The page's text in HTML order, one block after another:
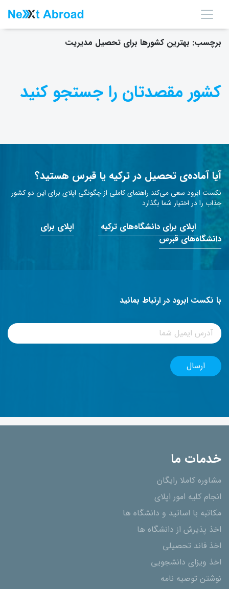
برچسب: بهترین کشورها برای تحصیل مدیریت
کشور مقصدتان را جستجو کنید
آیا آماده‌ی تحصیل در ترکیه یا قبرس هستید؟
نکست ابرود سعی می‌کند راهنمای کاملی از چگونگی اپلای برای این دو کشور
جذاب را در اختیار شما بگذارد
اپلای برای دانشگاه‌های ترکیه
اپلای برای
دانشگاه‌های قبرس
با نکست ابرود در ارتباط بمانید
خدمات ما
مشاوره کاملا رایگان
انجام کلیه امور اپلای
مکاتبه با اساتید و دانشگاه ها
اخذ پذیرش از دانشگاه ھا
اخذ فاند تحصیلی
اخذ ویزای دانشجویی
نوشتن توصیه نامه